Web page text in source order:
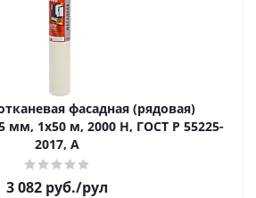
фасадная (рядовая)
мм, 1х50 м, 2000 Н, ГОСТ Р 55225-
2017, А
3 082 руб./рул